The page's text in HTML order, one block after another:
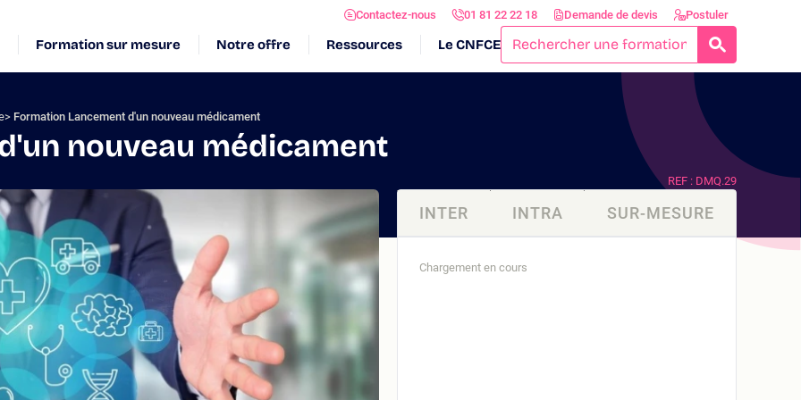
Contactez-nous 01 81 22 22 18 Demande de devis Postuler
Formation sur mesure Notre offre Ressources Le CNFCE
Formation Lancement d'un nouveau médicament
nouveau médicament
REF : DMQ.29
INTER INTRA SUR-MESURE